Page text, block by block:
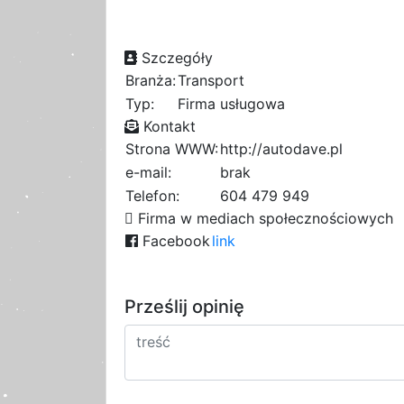
Szczegóły
Branża:Transport
Typ:
Firma usługowa
Kontakt
Strona WWW:http://autodave.pl
e-mail:
brak
Telefon:
604 479 949
Firma w mediach społecznościowych
Facebooklink
Prześlij opinię